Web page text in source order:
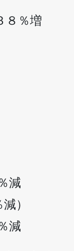
８％増
減
）
減